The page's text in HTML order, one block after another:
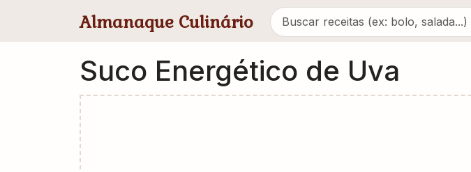
Almanaque Culinário
Suco Energético de Uva